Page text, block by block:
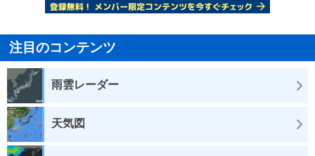
注目のコンテンツ
雨雲レーダー
天気図